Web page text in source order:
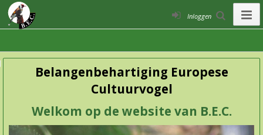
Inloggen
Belangenbehartiging Europese
Cultuurvogel
Welkom op de website van B.E.C.